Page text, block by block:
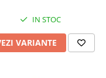
IN STOC
VARIANTE